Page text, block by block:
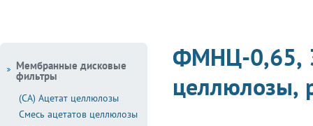
ФМНЦ-0,65,
целлюлозы,
Мембранные дисковые
фильтры
(CA) Ацетат целлюлозы
Смесь ацетатов целлюлозы